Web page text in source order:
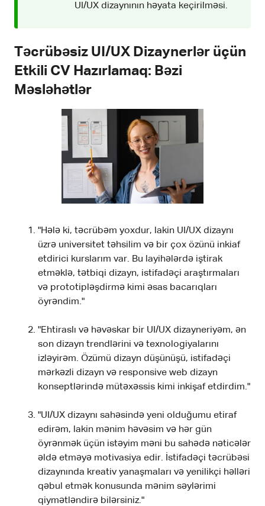
UI/UX dizaynının həyata keçirilməsi.
Təcrübəsiz UI/UX Dizaynerlər üçün
Etkili CV Hazırlamaq: Bəzi
Məsləhətlər
"Hələ ki, təcrübəm yoxdur, lakin UI/UX dizaynı
üzrə universitet təhsilim və bir çox özünü inkiaf
etdirici kurslarım var. Bu layihələrdə iştirak
etməklə, tətbiqi dizayn, istifadəçi araştırmaları
və prototipləşdirmə kimi əsas bacarıqları
öyrəndim."
"Ehtiraslı və həvəskar bir UI/UX dizayneriyəm, ən
son dizayn trendlərini və texnologiyalarını
izləyirəm. Özümü dizayn düşünüşü, istifadəçi
mərkəzli dizayn və responsive web dizayn
konseptlərində mütəxəssis kimi inkişaf etdirdim."
"UI/UX dizaynı sahəsində yeni olduğumu etiraf
edirəm, lakin mənim həvəsim və hər gün
öyrənmək üçün istəyim məni bu sahədə nəticələr
əldə etməyə motivasiya edir. İstifadəçi təcrübəsi
dizaynında kreativ yanaşmaları və yenilikçi həlləri
qəbul etmək konusunda mənim səylərimi
qiymətləndirə bilərsiniz."